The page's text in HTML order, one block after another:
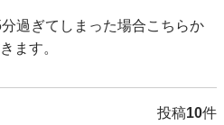
過ぎてしまった場合こちらか
ます。
投稿10件